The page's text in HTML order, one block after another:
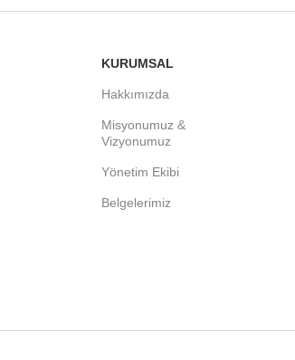
KURUMSAL
Hakkımızda
Misyonumuz &
Vizyonumuz
Yönetim Ekibi
Belgelerimiz